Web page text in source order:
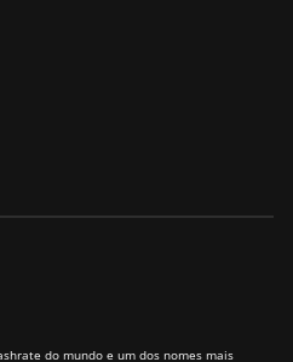
do mundo e um dos nomes mais